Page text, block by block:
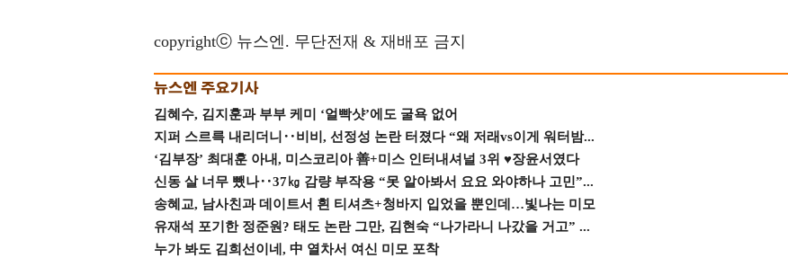
copyrightⓒ 뉴스엔. 무단전재 & 재배포 금지
김혜수, 김지훈과 부부 케미 ‘얼빡샷’에도 굴욕 없어
지퍼 스르륵 내리더니‥비비, 선정성 논란 터졌다 “왜 저래vs이게 워터밤...
‘김부장’ 최대훈 아내, 미스코리아 善+미스 인터내셔널 3위 ♥장윤서였다
신동 살 너무 뺐나‥37㎏ 감량 부작용 “못 알아봐서 요요 와야하나 고민”...
송혜교, 남사친과 데이트서 흰 티셔츠+청바지 입었을 뿐인데…빛나는 미모
유재석 포기한 정준원? 태도 논란 그만, 김현숙 “나가라니 나갔을 거고” ...
누가 봐도 김희선이네, 中 열차서 여신 미모 포착